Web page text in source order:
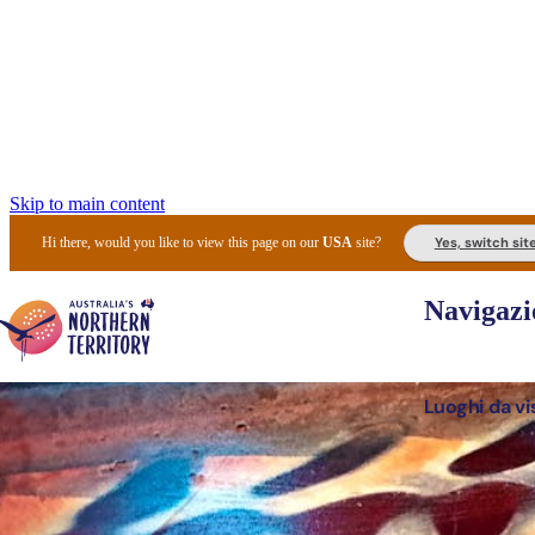
Skip to main content
Hi there, would you like to view this page on ourUSA site? Yes, switch
Luoghi da
I